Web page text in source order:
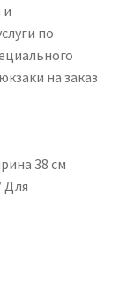
и
по
на заказ
38 см
Для